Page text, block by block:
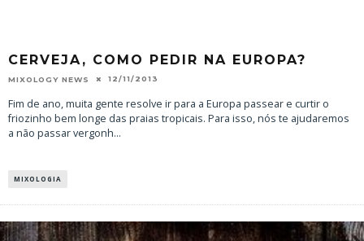
CERVEJA, COMO PEDIR NA EUROPA?
MIXOLOGY NEWS 12/11/2013
Fim de ano, muita gente resolve ir para a Europa passear e curtir o
friozinho bem longe das praias tropicais. Para isso, nós te ajudaremos
a não passar vergonh...
MIXOLOGIA